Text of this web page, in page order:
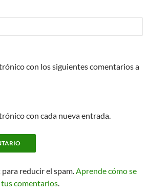
con los siguientes comentarios a
con cada nueva entrada.
reducir el spam.Aprende cómo se
comentarios.